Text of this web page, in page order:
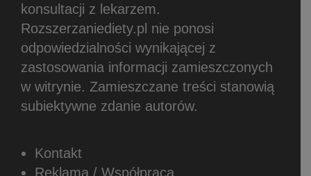
konsultacji z lekarzem.
Rozszerzaniediety.pl nie ponosi
odpowiedzialności wynikającej z
zastosowania informacji zamieszczonych
w witrynie. Zamieszczane treści stanowią
subiektywne zdanie autorów.
Kontakt
Reklama / Współpraca